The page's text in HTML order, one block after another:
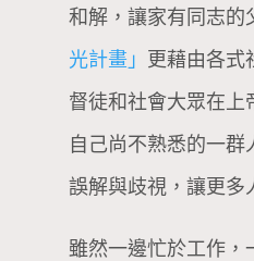
和解，讓家有同志的
光計畫」 更藉由各式
督徒和社會大眾在上
自己尚不熟悉的一群
誤解與歧視，讓更多
雖然一邊忙於工作，